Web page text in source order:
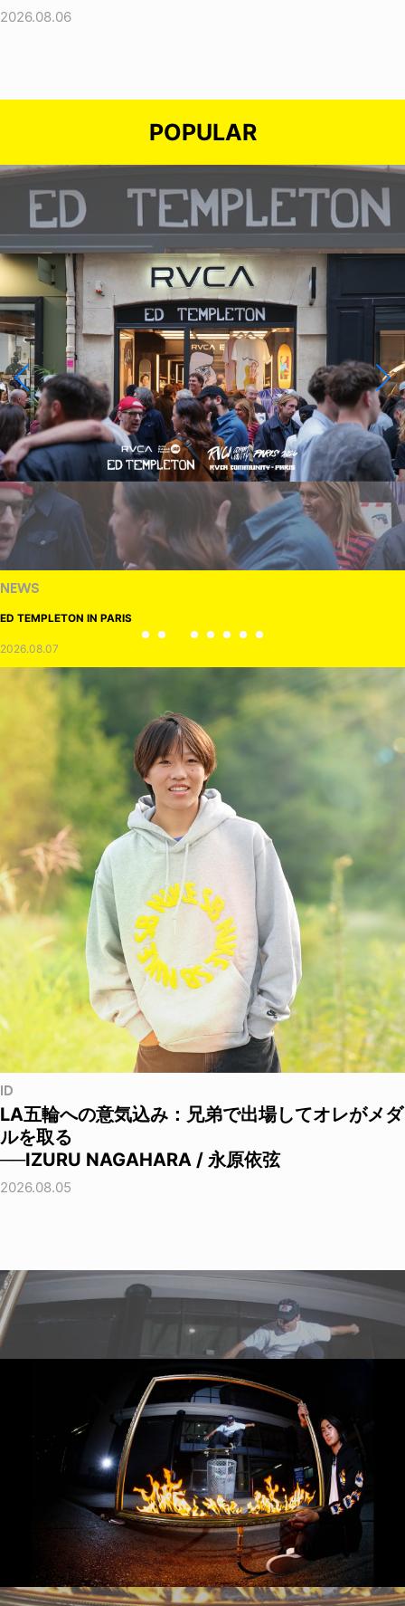
2026.08.06
POPULAR
NEWS
ED TEMPLETON IN PARIS
2026.08.07
ID
LA五輪への意気込み：兄弟で出場してオレがメダ
ルを取る
──IZURU NAGAHARA / 永原依弦
2026.08.05